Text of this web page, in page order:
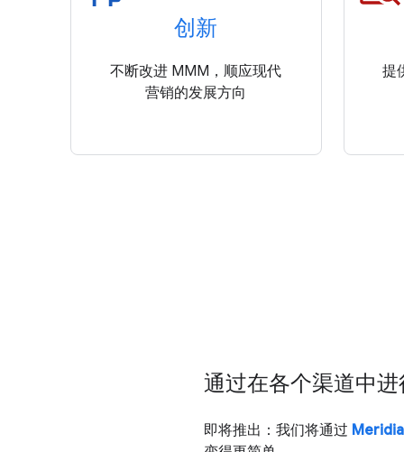
创新
不断改进 MMM，顺应现代
营销的发展方向
提
通过在各个渠道中
即将推出：我们将通过